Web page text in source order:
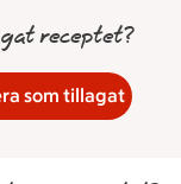
receptet?
som tillagat